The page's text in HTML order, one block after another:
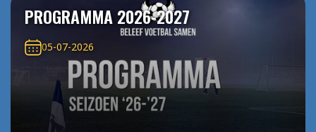
PROGRAMMA 2026-2027
05-07-2026